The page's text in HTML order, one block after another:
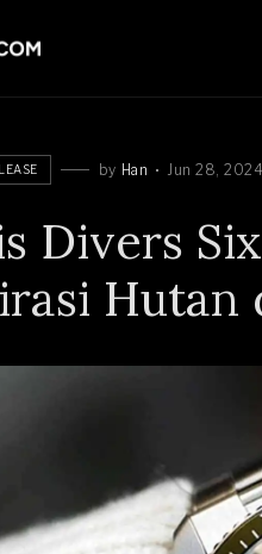
by Han Jun 28, 2024
Divers
Hutan